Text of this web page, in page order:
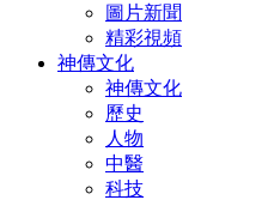
圖片新聞
精彩視頻
神傳文化
神傳文化
歷史
人物
中醫
科技